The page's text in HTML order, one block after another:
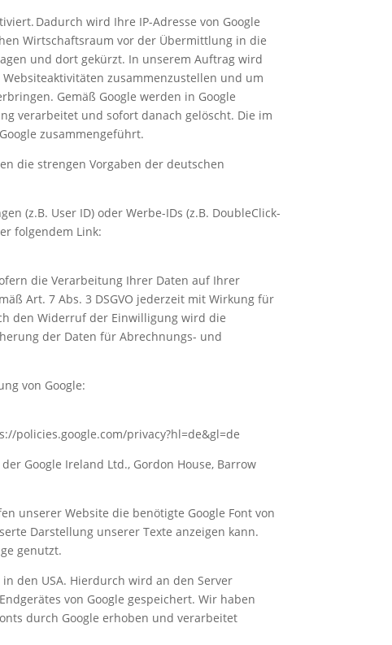
Dadurch wird Ihre IP-Adresse von Google
Wirtschaftsraum vor der Übermittlung in die
und dort gekürzt. In unserem Auftrag wird
zusammenzustellen und um
Gemäß Google werden in Google
verarbeitet und sofort danach gelöscht. Die im
zusammengeführt.
die strengen Vorgaben der deutschen
(z.B. User ID) oder Werbe-IDs (z.B. DoubleClick-
folgendem Link:
die Verarbeitung Ihrer Daten auf Ihrer
Art. 7 Abs. 3 DSGVO jederzeit mit Wirkung für
den Widerruf der Einwilligung wird die
der Daten für Abrechnungs- und
von Google:
policies.google.com/privacy?hl=de&gl=de
Google Ireland Ltd., Gordon House, Barrow
unserer Website die benötigte Google Font von
Darstellung unserer Texte anzeigen kann.
genutzt.
den USA. Hierdurch wird an den Server
von Google gespeichert. Wir haben
durch Google erhoben und verarbeitet